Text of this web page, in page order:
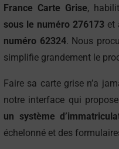
France Carte Grise,
sous le numéro 276173 et
numéro 62324. Nous
simplifie grandement le
Faire sa carte grise n’a
notre interface qui
un système
échelonné et des